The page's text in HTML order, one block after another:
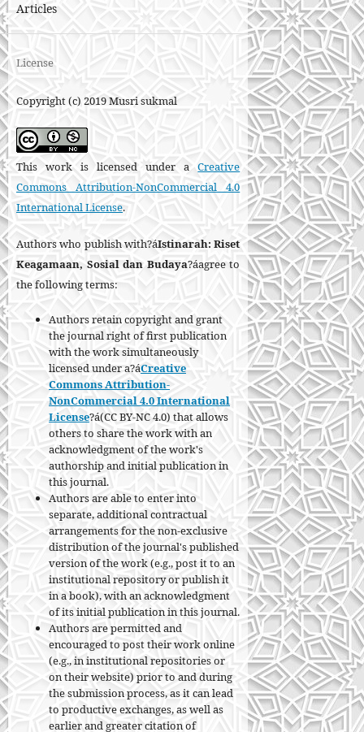
Articles
License
Copyright (c) 2019 Musri sukmal
This work is licensed under aCreative
Commons Attribution-NonCommercial 4.0
International License.
Authors who publish with?áIstinarah: Riset
Keagamaan, Sosial dan Budaya?áagree to
the following terms:
Authors retain copyright and grant
the journal right of first publication
with the work simultaneously
licensed under a?áCreative
Commons Attribution-
NonCommercial 4.0 International
License?á(CC BY-NC 4.0) that allows
others to share the work with an
acknowledgment of the work's
authorship and initial publication in
this journal.
Authors are able to enter into
separate, additional contractual
arrangements for the non-exclusive
distribution of the journal's published
version of the work (e.g., post it to an
institutional repository or publish it
in a book), with an acknowledgment
of its initial publication in this journal.
Authors are permitted and
encouraged to post their work online
(e.g., in institutional repositories or
on their website) prior to and during
the submission process, as it can lead
to productive exchanges, as well as
earlier and greater citation of